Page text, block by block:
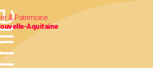
& Patrimoine
Aquitaine